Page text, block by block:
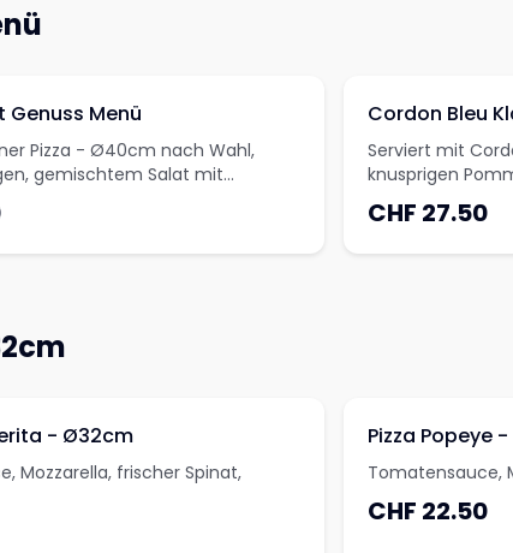
Genuss Menü
Pizza - Ø40cm nach Wahl,
gemischtem Salat mit
einem Softdrink (0,33l) nach
Cordon Bleu
Serviert mit
knusprigen
CHF 27.50
- Ø32cm
Mozzarella, frischer Spinat,
Pizza Popeye
Tomatensauce,
CHF 22.50